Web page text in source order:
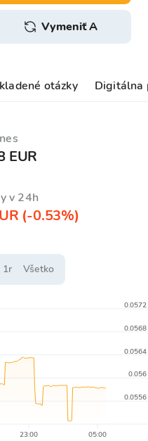
Vymeniť A
otázky Digitálna
EUR
v 24h
(-0.53%)
1r Všetko
23:00 05:00
0.0556
0.056
0.0564
0.0568
0.0572